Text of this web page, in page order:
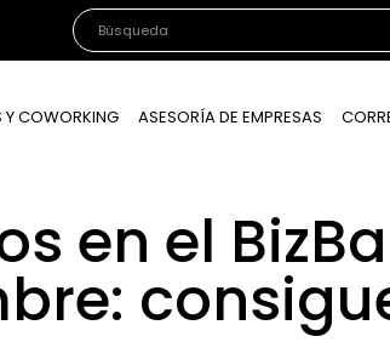
Y COWORKING ASESORÍA DE EMPRESAS
en el